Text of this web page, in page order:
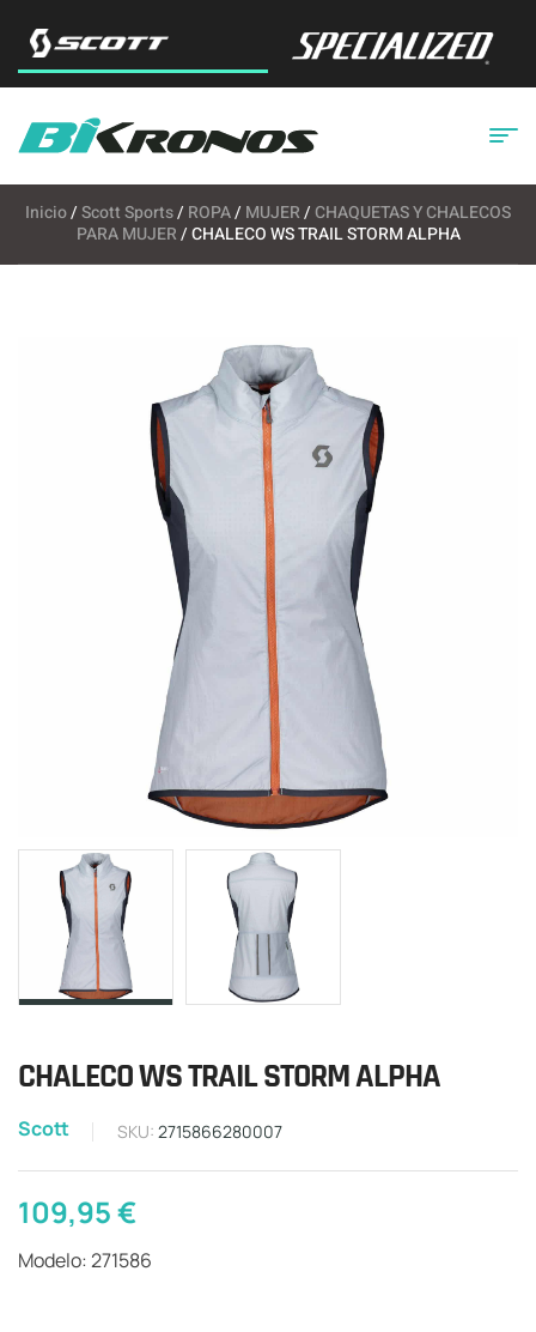
Inicio/Scott Sports/ ROPA/ MUJER/ CHAQUETAS Y CHALECOS
PARA MUJER/ CHALECO WS TRAIL STORM ALPHA
CHALECO WS TRAIL STORM ALPHA
Scott SKU: 2715866280007
109,95€
Modelo: 271586